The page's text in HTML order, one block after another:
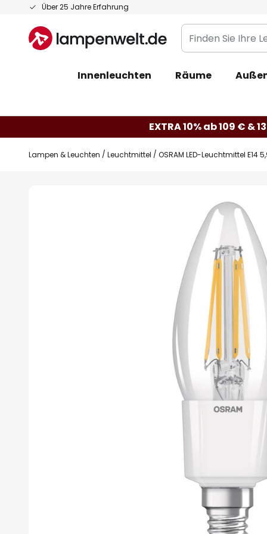
Über 25 Jahre Erfahrung
Zum
springen
Finden
Sie
Leuchte...
Innenleuchten Räume
EXTRA 10% ab 109 € &
Lampen & Leuchten Leuchtmittel OSRAM LED-Leuchtmittel E14